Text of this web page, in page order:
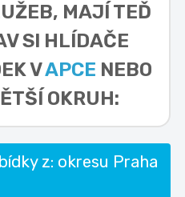
MAJÍ TEĎ
SI HLÍDAČE
VAPCE NEBO
OKRUH:
z: okresu Praha